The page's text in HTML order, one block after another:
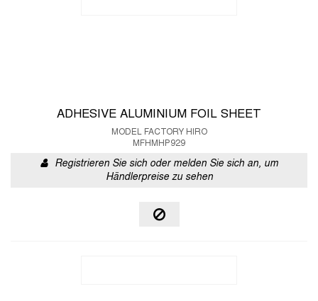
ADHESIVE ALUMINIUM FOIL SHEET
MODEL FACTORY HIRO
MFHMHP929
Registrieren Sie sich oder melden Sie sich an, um
Händlerpreise zu sehen